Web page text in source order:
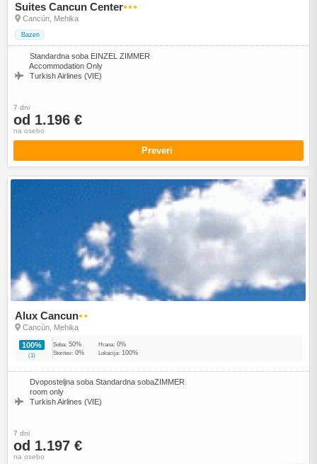
Suites Cancun Center●●●
Cancún, Mehika
Bazen
Standardna soba EINZEL ZIMMER
Accommodation Only
Turkish Airlines (VIE)
7 dni
od 1.196 €
na osebo
Preveri
Alux Cancun●●
Cancún, Mehika
100%
(1)
Soba: 50% Hrana: 0%
Storitev: 0% Lokacija: 100%
Dvoposteljna soba Standardna sobaZIMMER
room only
Turkish Airlines (VIE)
7 dni
od 1.197 €
na osebo